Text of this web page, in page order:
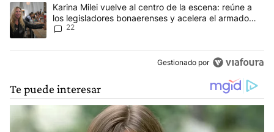
Un artículo de tendencia con el título "Karina Milei vuelve al
Karina Milei vuelve al centro de la escena: reúne a
los legisladores bonaerenses y acelera el armado
para 2027
22
Gestionado por